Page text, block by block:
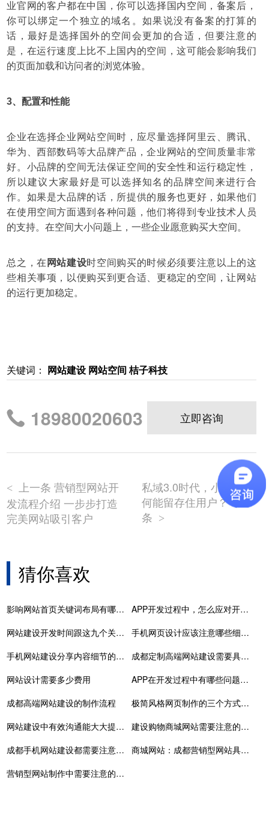
业官网的客户都在中国，你可以选择国内空间，备案后，
你可以绑定一个独立的域名。如果说没有备案的打算的
话，最好是选择国外的空间会更加的合适，但要注意的
是，在运行速度上比不上国内的空间，这可能会影响我们
的页面加载和访问者的浏览体验。
3、配置和性能
企业在选择企业网站空间时，应尽量选择阿里云、腾讯、
华为、西部数码等大品牌产品，企业网站的空间质量非常
好。小品牌的空间无法保证空间的安全性和运行稳定性，
所以建议大家最好是可以选择知名的品牌空间来进行合
作。如果是大品牌的话，所提供的服务也更好，如果他们
在使用空间方面遇到各种问题，他们将得到专业技术人员
的支持。在空间大小问题上，一些企业愿意购买大空间。
总之，在 网站建设时空间购买的时候必须要注意以上的这
些相关事项，以便购买到更合适、更稳定的空间，让网站
的运行更加稳定。
关键词： 网站建设 网站空间 桔子科技
18980020603 立即咨询
<
上一条 营销型网站开
发流程介绍 一步步打造
完美网站吸引客户
私域3.0时代，小程序为
何能留存住用户？ 下一
条 >
猜你喜欢
影响网站首页关键词布局有哪八大要素
APP开发过程中，怎么应对开发需求变更
网站建设开发时间跟这九个关系有关
手机网页设计应该注意哪些细节呢
手机网站建设分享内容细节的优化技巧有哪些
成都定制高端网站建设需要具备哪些应用条件？
网站设计需要多少费用
APP在开发过程中有哪些问题需要注意
成都高端网站建设的制作流程
极简风格网页制作的三个方式分析
网站建设中有效沟通能大大提升网页设计效率
建设购物商城网站需要注意的几个问题
成都手机网站建设都需要注意哪些问题？
商城网站：成都营销型网站具有哪些特点
营销型网站制作中需要注意的三个重点